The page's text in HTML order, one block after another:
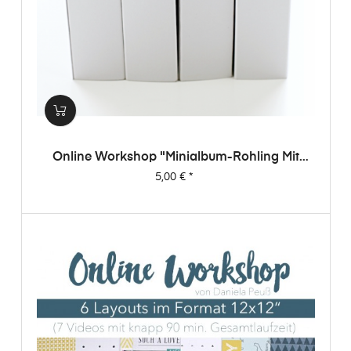
Online Workshop "Minialbum-Rohling Mit
Dani"
Preis
5,00 €*